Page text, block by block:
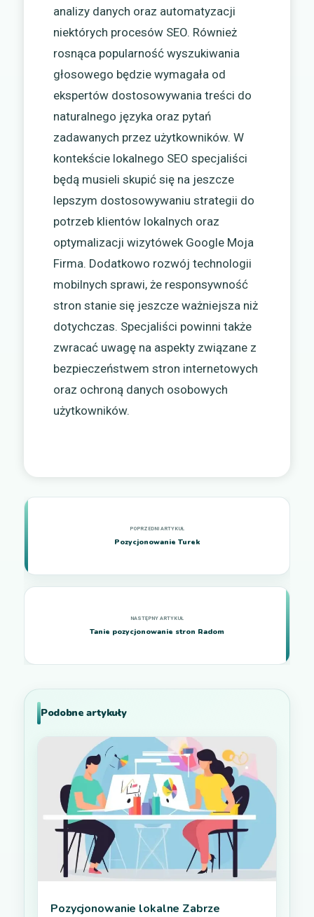
analizy danych oraz automatyzacji
niektórych procesów SEO. Również
rosnąca popularność wyszukiwania
głosowego będzie wymagała od
ekspertów dostosowywania treści do
naturalnego języka oraz pytań
zadawanych przez użytkowników. W
kontekście lokalnego SEO specjaliści
będą musieli skupić się na jeszcze
lepszym dostosowywaniu strategii do
potrzeb klientów lokalnych oraz
optymalizacji wizytówek Google Moja
Firma. Dodatkowo rozwój technologii
mobilnych sprawi, że responsywność
stron stanie się jeszcze ważniejsza niż
dotychczas. Specjaliści powinni także
zwracać uwagę na aspekty związane z
bezpieczeństwem stron internetowych
oraz ochroną danych osobowych
użytkowników.
Pozycjonowanie Turek
Tanie pozycjonowanie stron Radom
Podobne artykuły
Pozycjonowanie lokalne Zabrze